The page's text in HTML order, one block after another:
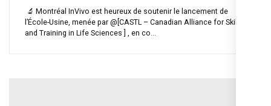
🔬 Montréal InVivo est heureux de soutenir le lancement de
l’École-Usine, menée par @[CASTL – Canadian Alliance for Skills
and Training in Life Sciences ] , en co...